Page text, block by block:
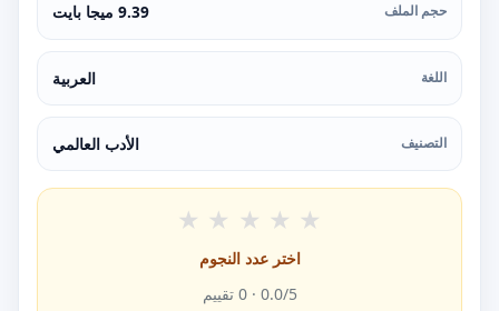
حجم الملف 9.39 ميجا بايت
اللغة العربية
التصنيف الأدب العالمي
★ ★ ★ ★ ★
اختر عدد النجوم
0.0/5 ·
0 تقييم